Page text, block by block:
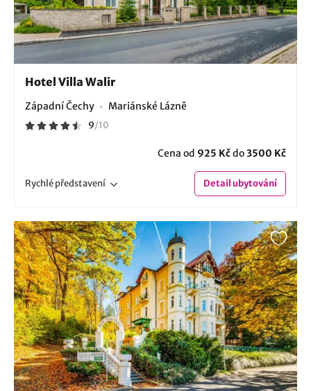
Hotel Villa Walir
Západní Čechy Mariánské Lázně
9/10
Cena od 925 Kčdo3500 Kč
Rychlépředstavení Detailubytování